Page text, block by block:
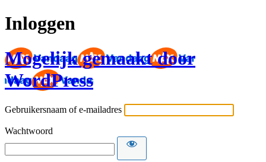
Inloggen
Mogelijk gemaakt door
WordPress
Gebruikersnaam of e-mailadres
Wachtwoord